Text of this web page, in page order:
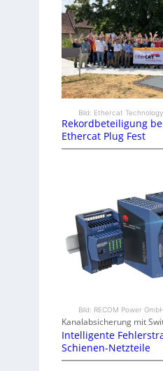
Bild: Ethercat
Rekordbeteiligung
Ethercat Plug Fest
Bild: RECOM Power
Kanalabsicherung mit
Intelligente
Schienen-Netzteile